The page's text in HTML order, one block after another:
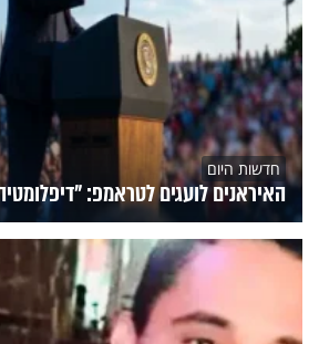
חדשות היום
האיראנים לועגים לטראמפ: